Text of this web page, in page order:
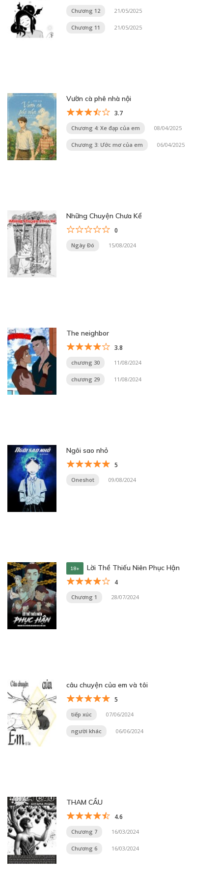
Chương 12 21/05/2025
Chương 11 21/05/2025
Vườn cà phê nhà nội
3.7
Chương 4: Xe đạp của em 08/04/2025
Chương 3: Ước mơ của em 06/04/2025
Những Chuyện Chưa Kể
0
Ngày Đó 15/08/2024
The neighbor
3.8
chương 30 11/08/2024
chương 29 11/08/2024
Ngôi sao nhỏ
5
Oneshot 09/08/2024
18+ Lời Thề Thiếu Niên Phục Hận
4
Chương 1 28/07/2024
câu chuyện của em và tôi
5
tiếp xúc 07/06/2024
người khác 06/06/2024
THAM CẦU
4.6
Chương 7 16/03/2024
Chương 6 16/03/2024